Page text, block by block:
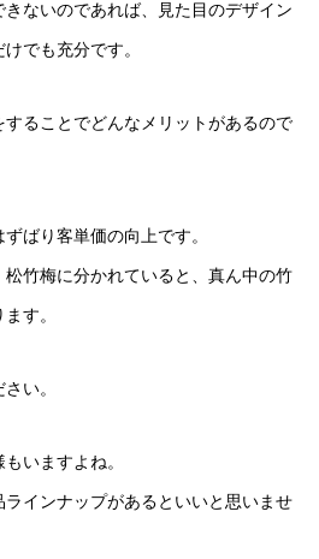
ないのであれば、見た目のデザイン
でも充分です。
ることでどんなメリットがあるので
ばり客単価の向上です。
竹梅に分かれていると、真ん中の竹
す。
い。
いますよね。
インナップがあるといいと思いませ